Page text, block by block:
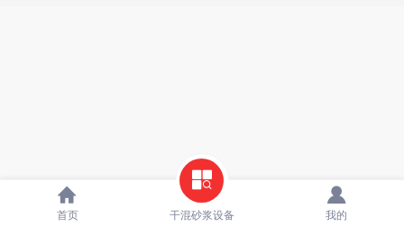
首页 干混砂浆设备 我的